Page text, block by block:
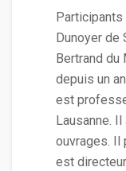
Participants
Dunoyer de
Bertrand du
depuis un
est
Lausanne.
ouvrages. Il
est